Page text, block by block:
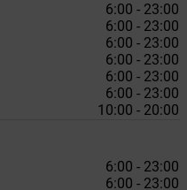
6:00 - 23:00
6:00 - 23:00
6:00 - 23:00
6:00 - 23:00
6:00 - 23:00
6:00 - 23:00
10:00 - 20:00
6:00 - 23:00
6:00 - 23:00